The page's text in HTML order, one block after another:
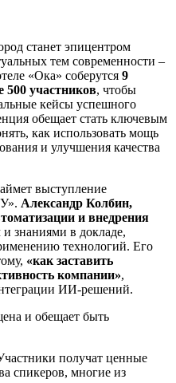
станет эпицентром
тем современности –
«Ока» соберутся 9
500 участников, чтобы
кейсы успешного
обещает стать ключевым
как использовать мощь
и улучшения качества
выступление
Александр Колбин,
и внедрения
знаниями в докладе,
технологий. Его
«как заставить
компании»,
ИИ-решений.
и обещает быть
получат ценные
спикеров, многие из